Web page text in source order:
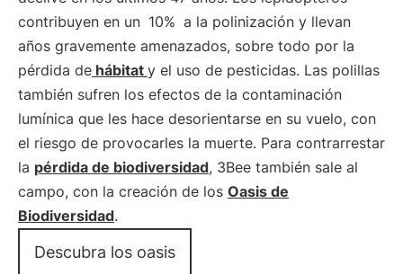
contribuyen en un 10% a la polinización y llevan
años gravemente amenazados, sobre todo por la
pérdida de hábitat y el uso de pesticidas. Las polillas
también sufren los efectos de la contaminación
lumínica que les hace desorientarse en su vuelo, con
el riesgo de provocarles la muerte. Para contrarrestar
la pérdida de biodiversidad, 3Bee también sale al
campo, con la creación de los Oasis de
Biodiversidad.
Descubra los oasis